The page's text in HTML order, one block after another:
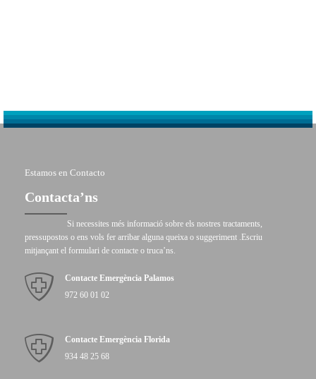
Estamos en Contacto
Contacta’ns
Si necessites més informació sobre els nostres tractaments,
pressupostos o ens vols fer arribar alguna queixa o suggeriment .Escriu
mitjançant el formulari de contacte o truca’ns.
Contacte Emergència Palamos
972 60 01 02
Contacte Emergència Florida
934 48 25 68